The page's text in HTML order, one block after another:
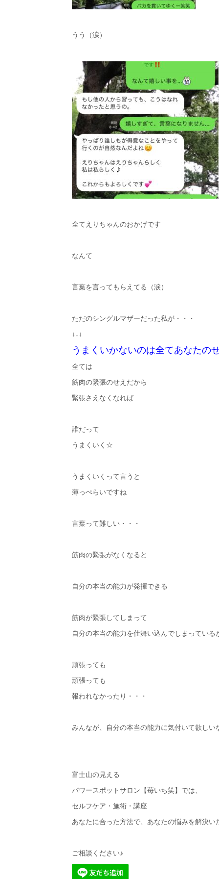
うう（涙）
全てえりちゃんのおかげです
なんて
言葉を言ってもらえてる（涙）
ただのシングルマザーだった私が・・・
↓↓↓
うまくいかないのは全てあなたの
全ては
筋肉の緊張のせえだから
緊張さえなくなれば
誰だって
うまくいく☆
うまくいくって言うと
薄っぺらいですね
言葉って難しい・・・
筋肉の緊張がなくなると
自分の本当の能力が発揮できる
筋肉が緊張してしまって
自分の本当の能力を仕舞い込んでしまっている
頑張っても
頑張っても
報われなかったり・・・
みんなが、自分の本当の能力に気付いて欲しい
富士山の見える
パワースポットサロン【苺いち笑】では、
セルフケア・施術・講座
あなたに合った方法で、あなたの悩みを解決い
ご相談ください♪